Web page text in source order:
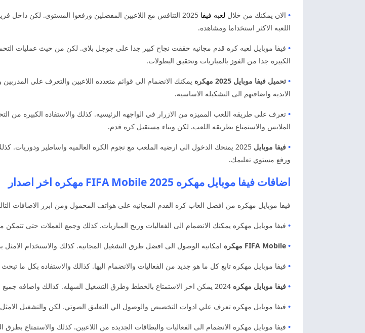
• الان يمكنك من خلال لعبه فيفا
2025 التنافس مع اللاعبين المفضلين ورفعوا المستوى. لكن
اللعبه الاكثر استخداما ومشاهده.
• فيفا موبايل لعبه كره قدم مجانيه حققت نجاح كبير جدا على جوجل بلاي. لكن من حيث عمليات
الكبيره جدا من الفوز بالمباريات وتحقيق البطولات.
• تحميل فيفا موبايل 2025 مهكره
يمكنك الانضمام الى قوائم متعدده اللاعبين والتعرف على
الانديه واضافتهم الى التشكيله الاساسيه.
• تعرف على طريقه اللعب المميزه من الازرار في الواجهه الرئيسيه. كذلك والاستفاده الكبيره من
الملابس والاستمتاع بطريقه اللعب. لكن وبناء مستقبل كره قدم.
• فيفا موبايل
2025 يمنحك الدخول الى ارضيه الملعب مع نجوم الكره العالميه واساطير
ورفع مستوي تعليمك.
اضافات فيفا موبايل مهكره 2025 FIFA Mobile مهكره اخر اصدار
فيفا موبايل مهكره من افضل العاب كره القدم المجانيه على هواتف المحمول ومن ابرز الاضافات
• فيفا موبايل مهكره يمكنك الانضمام الى الفعاليات وربح المباريات. كذلك وجمع العملات حتى
• FIFA Mobile مهكره امكانيه الوصول الى افضل طرق التشغيل المجانيه. كذلك والاستخدام الامثل
• فيفا موبايل مهكره تابع كل ما هو جديد من الفعاليات والانضمام اليها. كذالك والاستفاده بكل ما
• فيفا موبايل مهكره
• فيفا موبايل مهكره تعرف علي ادوات التخصيص والوصول الي التعليق الصوتي. لكن والتشغيل الامثل
• فيفا موبايل مهكره الانضمام الى الفعاليات والبطاقات الجديده من اللاعبين. كذلك والاستمتاع بطرق